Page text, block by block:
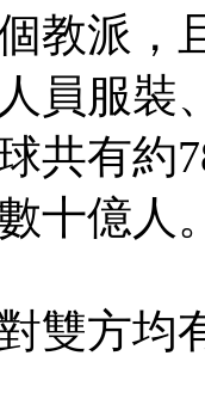
教派，
員服裝
共有約
十億人
雙方均